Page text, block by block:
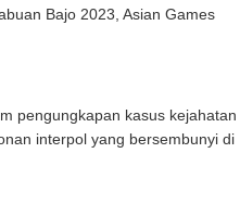
Bajo 2023, Asian Games
pengungkapan kasus kejahatan
interpol yang bersembunyi di